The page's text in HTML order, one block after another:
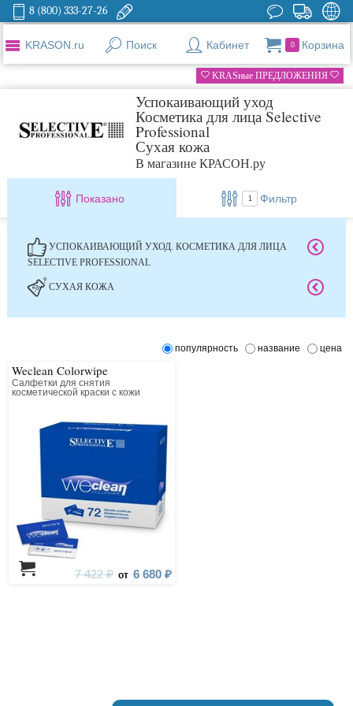
8 (800) 333-27-26
KRASON.ru Поиск Кабинет 0 Корзина
KRASные ПРЕДЛОЖЕНИЯ
Успокаивающий уход
Косметика для лица Selective
Professional
Сухая кожа
В магазине КРАСОН.ру
Показано 1 Фильтр
УСПОКАИВАЮЩИЙ УХОД. КОСМЕТИКА ДЛЯ ЛИЦА
SELECTIVE PROFESSIONAL
СУХАЯ КОЖА
популярность название цена
Weclean Colorwipe
Салфетки для снятия
косметической краски с кожи
7 422 ₽ от 6 680 ₽